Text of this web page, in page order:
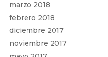
marzo 2018
febrero 2018
diciembre 2017
noviembre 2017